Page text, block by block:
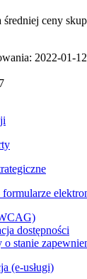
ceny
2022-01-
dostępności
o stanie
(e-usługi)